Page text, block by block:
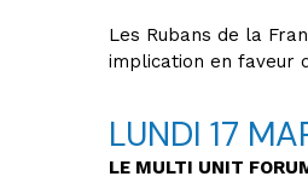
Les Rubans de la
implication en faveur
LUNDI 17
LE MULTI UNIT